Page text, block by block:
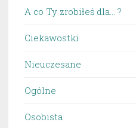
A co Ty zrobiłeś dla… ?
Ciekawostki
Nieuczesane
Ogólne
Osobista